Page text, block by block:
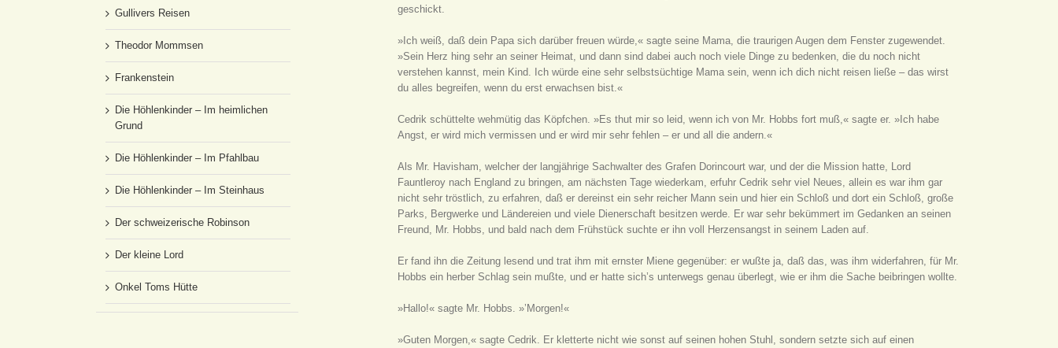
geschickt.
»Ich weiß, daß dein Papa sich darüber freuen würde,« sagte seine Mama, die traurigen Augen dem Fenster zugewendet.
»Sein Herz hing sehr an seiner Heimat, und dann sind dabei auch noch viele Dinge zu bedenken, die du noch nicht
verstehen kannst, mein Kind. Ich würde eine sehr selbstsüchtige Mama sein, wenn ich dich nicht reisen ließe – das wirst
du alles begreifen, wenn du erst erwachsen bist.«
Cedrik schüttelte wehmütig das Köpfchen. »Es thut mir so leid, wenn ich von Mr. Hobbs fort muß,« sagte er. »Ich habe
Angst, er wird mich vermissen und er wird mir sehr fehlen – er und all die andern.«
Als Mr. Havisham, welcher der langjährige Sachwalter des Grafen Dorincourt war, und der die Mission hatte, Lord
Fauntleroy nach England zu bringen, am nächsten Tage wiederkam, erfuhr Cedrik sehr viel Neues, allein es war ihm gar
nicht sehr tröstlich, zu erfahren, daß er dereinst ein sehr reicher Mann sein und hier ein Schloß und dort ein Schloß, große
Parks, Bergwerke und Ländereien und viele Dienerschaft besitzen werde. Er war sehr bekümmert im Gedanken an seinen
Freund, Mr. Hobbs, und bald nach dem Frühstück suchte er ihn voll Herzensangst in seinem Laden auf.
Er fand ihn die Zeitung lesend und trat ihm mit ernster Miene gegenüber: er wußte ja, daß das, was ihm widerfahren, für Mr.
Hobbs ein herber Schlag sein mußte, und er hatte sich’s unterwegs genau überlegt, wie er ihm die Sache beibringen wollte.
»Hallo!« sagte Mr. Hobbs. »’Morgen!«
»Guten Morgen,« sagte Cedrik. Er kletterte nicht wie sonst auf seinen hohen Stuhl, sondern setzte sich auf einen
Gullivers Reisen
Theodor Mommsen
Frankenstein
Die Höhlenkinder – Im heimlichen
Grund
Die Höhlenkinder – Im Pfahlbau
Die Höhlenkinder – Im Steinhaus
Der schweizerische Robinson
Der kleine Lord
Onkel Toms Hütte